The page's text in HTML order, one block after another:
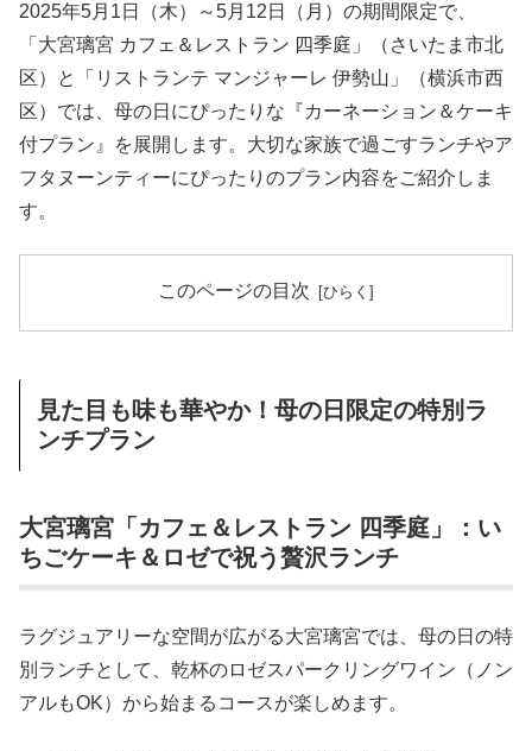
2025年5月1日（木）～5月12日（月）の期間限定で、
「大宮璃宮 カフェ＆レストラン 四季庭」（さいたま市北
区）と「リストランテ マンジャーレ 伊勢山」（横浜市西
区）では、母の日にぴったりな『カーネーション＆ケーキ
付プラン』を展開します。大切な家族で過ごすランチやア
フタヌーンティーにぴったりのプラン内容をご紹介しま
す。
このページの目次
見た目も味も華やか！母の日限定の特別ラ
ンチプラン
大宮璃宮「カフェ＆レストラン 四季庭」：い
ちごケーキ＆ロゼで祝う贅沢ランチ
ラグジュアリーな空間が広がる大宮璃宮では、母の日の特
別ランチとして、乾杯のロゼスパークリングワイン（ノン
アルもOK）から始まるコースが楽しめます。